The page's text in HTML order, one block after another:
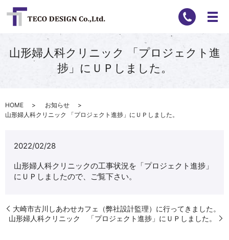
山形婦人科クリニック 「プロジェクト進
捗」にＵＰしました。
HOME
お知らせ
山形婦人科クリニック 「プロジェクト進捗」にＵＰしました。
2022/02/28
山形婦人科クリニックの工事状況を「プロジェクト進捗」
にＵＰしましたので、ご覧下さい。
大崎市古川しあわせカフェ（弊社設計監理）に行ってきました。
山形婦人科クリニック 「プロジェクト進捗」にＵＰしました。